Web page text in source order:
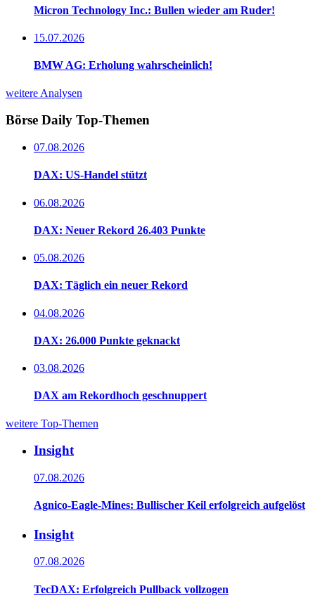
Micron Technology Inc.: Bullen wieder am Ruder!
15.07.2026
BMW AG: Erholung wahrscheinlich!
weitere Analysen
Börse Daily Top-Themen
07.08.2026
DAX: US-Handel stützt
06.08.2026
DAX: Neuer Rekord 26.403 Punkte
05.08.2026
DAX: Täglich ein neuer Rekord
04.08.2026
DAX: 26.000 Punkte geknackt
03.08.2026
DAX am Rekordhoch geschnuppert
weitere Top-Themen
Insight
07.08.2026
Agnico-Eagle-Mines: Bullischer Keil erfolgreich aufgelöst
Insight
07.08.2026
TecDAX: Erfolgreich Pullback vollzogen